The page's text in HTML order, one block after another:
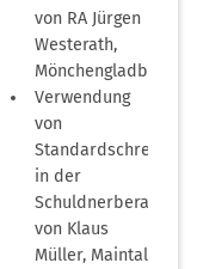
von RA Jürgen
Westerath,
Mönchengladbach
Verwendung
von
Standardschreiben
in der
Schuldnerberatung
von Klaus
Müller, Maintal